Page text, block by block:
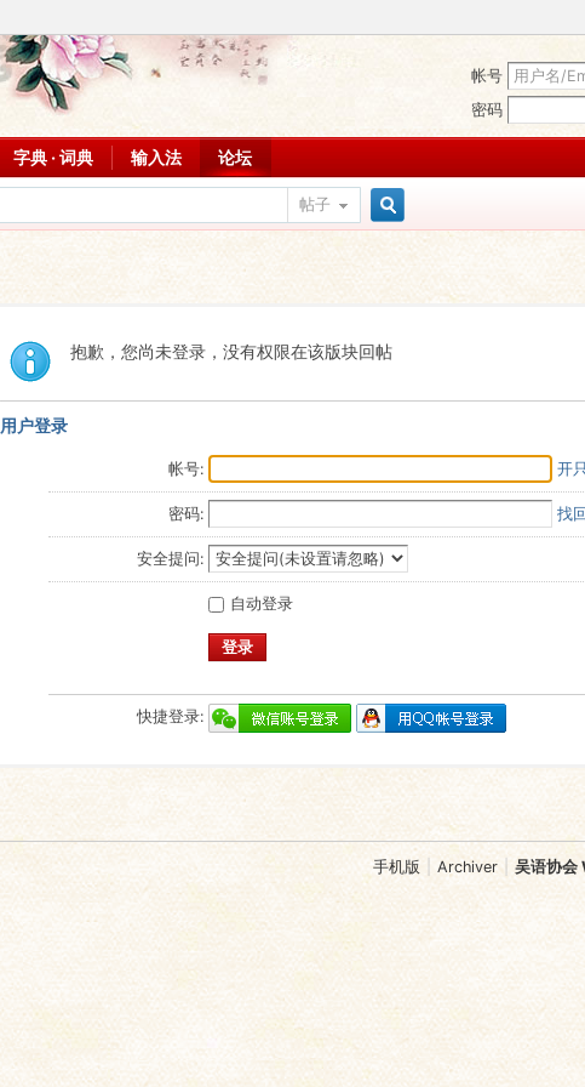
帐号
密码
字典 · 词典 输入法 论坛
帖子
索
抱歉，您尚未登录，没有权限在该版块回帖
用户登录
帐号: 开
密码: 找
安全提问:
自动登录
登录
快捷登录:
手机版 Archiver 吴语协会